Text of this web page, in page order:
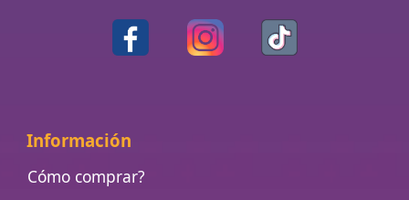
Información
Cómo comprar?